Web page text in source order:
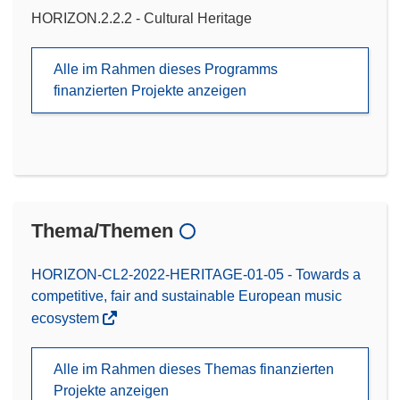
HORIZON.2.2.2 - Cultural Heritage
Alle im Rahmen dieses Programms
finanzierten Projekte anzeigen
Thema/Themen
HORIZON-CL2-2022-HERITAGE-01-05 - Towards a
competitive, fair and sustainable European music
ecosystem
Alle im Rahmen dieses Themas finanzierten
Projekte anzeigen